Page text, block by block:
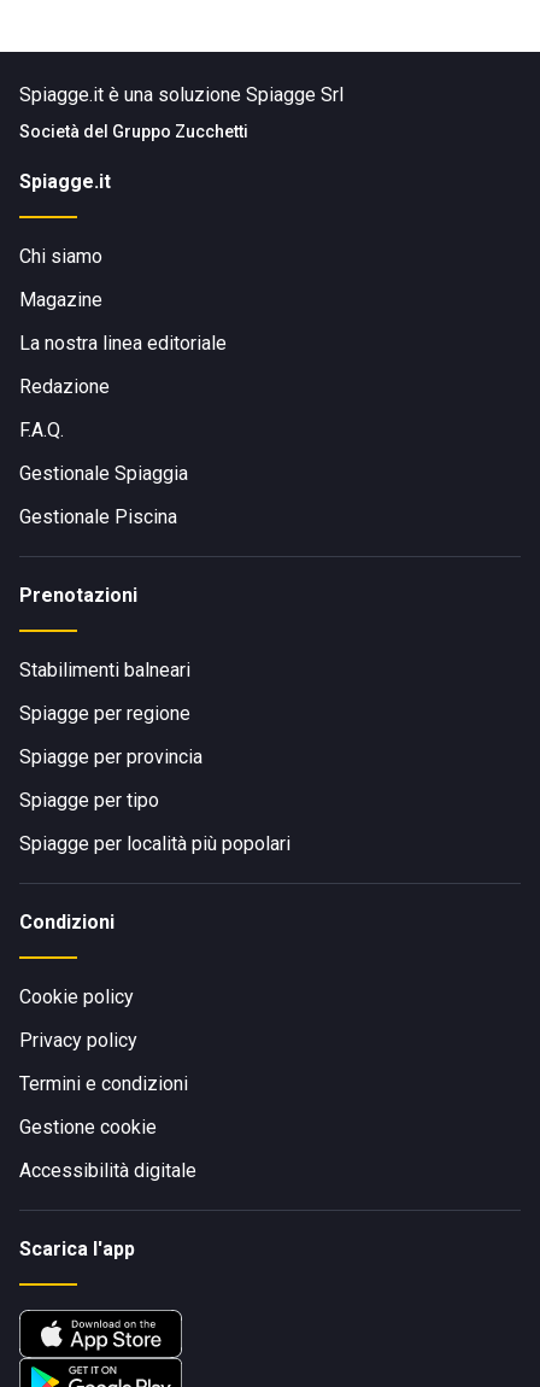
Spiagge.it è una soluzione Spiagge Srl
Società del Gruppo Zucchetti
Spiagge.it
Chi siamo
Magazine
La nostra linea editoriale
Redazione
F.A.Q.
Gestionale Spiaggia
Gestionale Piscina
Prenotazioni
Stabilimenti balneari
Spiagge per regione
Spiagge per provincia
Spiagge per tipo
Spiagge per località più popolari
Condizioni
Cookie policy
Privacy policy
Termini e condizioni
Gestione cookie
Accessibilità digitale
Scarica l'app